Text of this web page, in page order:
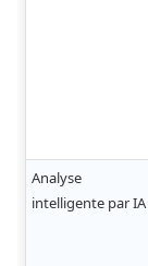
Analyse
intelligente par IA